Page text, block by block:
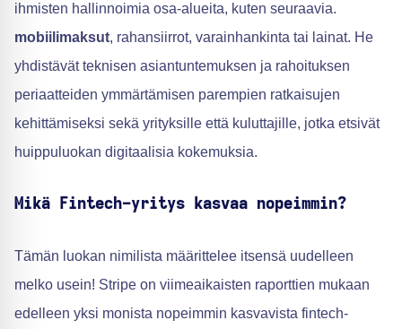
ihmisten hallinnoimia osa-alueita, kuten seuraavia.
mobiilimaksut, rahansiirrot, varainhankinta tai lainat. He
yhdistävät teknisen asiantuntemuksen ja rahoituksen
periaatteiden ymmärtämisen parempien ratkaisujen
kehittämiseksi sekä yrityksille että kuluttajille, jotka etsivät
huippuluokan digitaalisia kokemuksia.
Mikä Fintech-yritys kasvaa nopeimmin?
Tämän luokan nimilista määrittelee itsensä uudelleen
melko usein! Stripe on viimeaikaisten raporttien mukaan
edelleen yksi monista nopeimmin kasvavista fintech-